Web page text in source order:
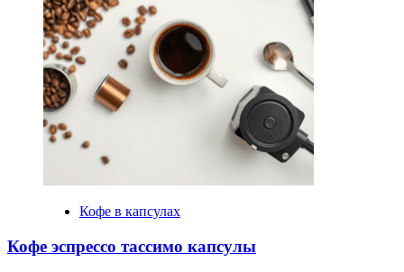
Кофе в капсулах
Кофе эспрессо тассимо капсулы